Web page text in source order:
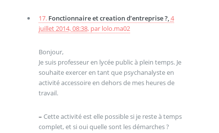
17. Fonctionnaire et creation d’entreprise ?,4
juillet 2014, 08:38, par lolo.ma02
Bonjour,
Je suis professeur en lycée public à plein temps. Je
souhaite exercer en tant que psychanalyste en
activité accessoire en dehors de mes heures de
travail.
– Cette activité est elle possible si je reste à temps
complet, et si oui quelle sont les démarches ?